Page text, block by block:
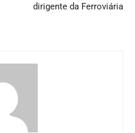
dirigente da Ferroviária